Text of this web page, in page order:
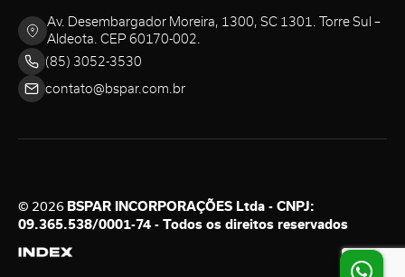
Av. Desembargador Moreira, 1300, SC 1301. Torre Sul –
Aldeota. CEP 60170-002.
(85) 3052-3530
contato@bspar.com.br
© 2026 BSPAR INCORPORAÇÕES Ltda - CNPJ:
09.365.538/0001-74 - Todos os direitos reservados